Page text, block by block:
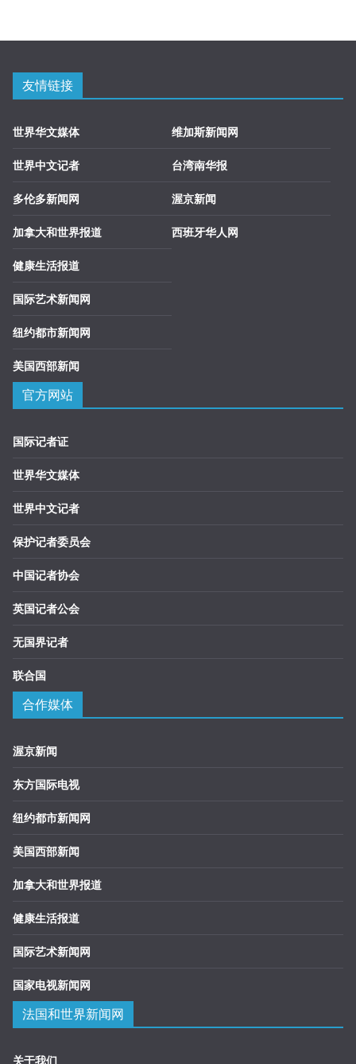
友情链接
世界华文媒体
世界中文记者
多伦多新闻网
加拿大和世界报道
健康生活报道
国际艺术新闻网
纽约都市新闻网
美国西部新闻
维加斯新闻网
台湾南华报
渥京新闻
西班牙华人网
官方网站
国际记者证
世界华文媒体
世界中文记者
保护记者委员会
中国记者协会
英国记者公会
无国界记者
联合国
合作媒体
渥京新闻
东方国际电视
纽约都市新闻网
美国西部新闻
加拿大和世界报道
健康生活报道
国际艺术新闻网
国家电视新闻网
法国和世界新闻网
关于我们